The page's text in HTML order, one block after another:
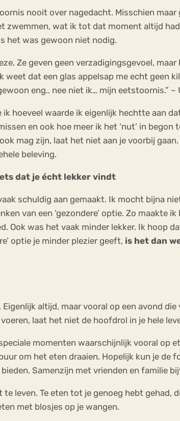
nooit over nagedacht. Misschien
zwemmen, wat ik tot dat moment altijd
het was gewoon niet nodig.
Ze geven geen verzadigingsgevoel,
dat een glas appelsap me echt geen
eng.. nee niet ik… mijn eetstoornis.” –
hoeveel waarde ik eigenlijk hechtte aan
en ook hoe meer ik het ‘nut’ in
mag zijn, laat het niet aan je voorbij
beleving.
dat je écht lekker vindt
schuldig aan gemaakt. Ik mocht bijna
van een ‘gezondere’ optie. Zo maakte
Ook was het vaak minder lekker. Ik hoop
optie je minder plezier geeft, is het dan
altijd, maar vooral op een avond
laat het niet de hoofdrol in je hele
momenten waarschijnlijk vooral op
om het eten draaien. Hopelijk kun je
Samenzijn met vrienden en familie
leven. Te eten tot je genoeg hebt gehad,
met blosjes op je wangen.